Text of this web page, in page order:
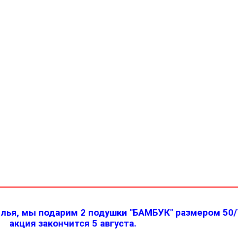
мы подарим 2 подушки "БАМБУК" размером
акция закончится 5 августа.